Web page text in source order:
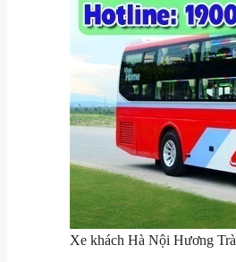
Xe khách Hà Nội Hương Trà